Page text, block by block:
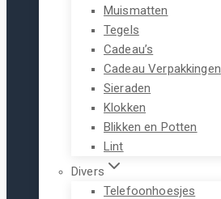
Muismatten
Tegels
Cadeau’s
Cadeau Verpakkingen
Sieraden
Klokken
Blikken en Potten
Lint
Divers
Telefoonhoesjes